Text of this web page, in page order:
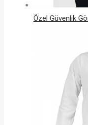
Özel Güvenlik